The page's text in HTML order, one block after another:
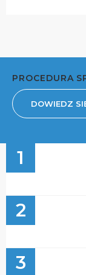
PROCEDURA
DOWIEDZ
1
2
3